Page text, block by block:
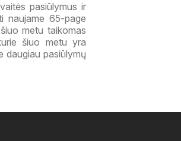
pasiūlymus ir
naujame 65-page
metu taikomas
šiuo metu yra
daugiau pasiūlymų